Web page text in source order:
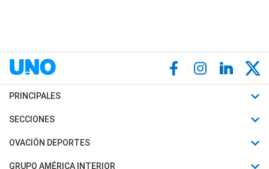
PRINCIPALES
Últimas Noticias
Política
SECCIONES
Horóscopo
Motores
OVACIÓN DEPORTES
Fútbol
GRUPO AMÉRICA INTERIOR